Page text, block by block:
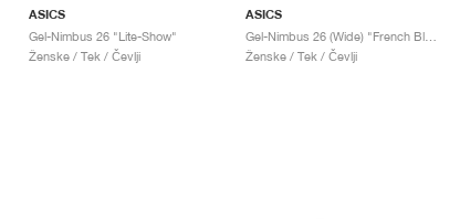
ASICS
Gel-Nimbus 26 "Lite-Show"
Ženske / Tek / Čevlji
ASICS
Gel-Nimbus 26 (Wide) "French Blue & Electric Lime"
Ženske / Tek / Čevlji